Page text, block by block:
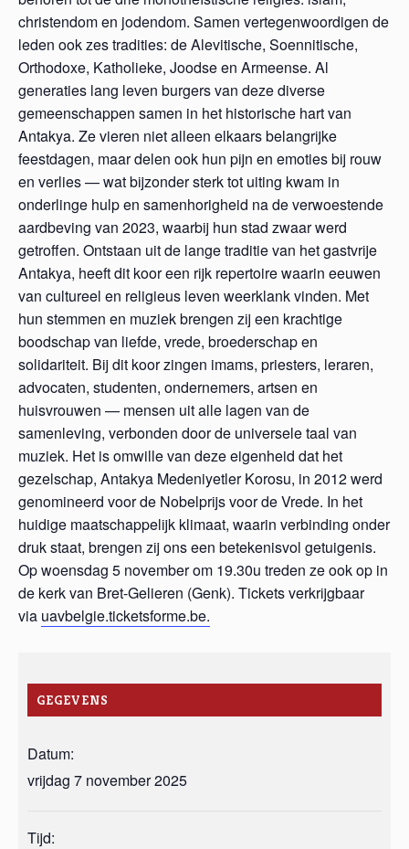
christendom en jodendom. Samen vertegenwoordigen de
leden ook zes tradities: de Alevitische, Soennitische,
Orthodoxe, Katholieke, Joodse en Armeense. Al
generaties lang leven burgers van deze diverse
gemeenschappen samen in het historische hart van
Antakya. Ze vieren niet alleen elkaars belangrijke
feestdagen, maar delen ook hun pijn en emoties bij rouw
en verlies — wat bijzonder sterk tot uiting kwam in
onderlinge hulp en samenhorigheid na de verwoestende
aardbeving van 2023, waarbij hun stad zwaar werd
getroffen. Ontstaan uit de lange traditie van het gastvrije
Antakya, heeft dit koor een rijk repertoire waarin eeuwen
van cultureel en religieus leven weerklank vinden. Met
hun stemmen en muziek brengen zij een krachtige
boodschap van liefde, vrede, broederschap en
solidariteit. Bij dit koor zingen imams, priesters, leraren,
advocaten, studenten, ondernemers, artsen en
huisvrouwen — mensen uit alle lagen van de
samenleving, verbonden door de universele taal van
muziek. Het is omwille van deze eigenheid dat het
gezelschap, Antakya Medeniyetler Korosu, in 2012 werd
genomineerd voor de Nobelprijs voor de Vrede. In het
huidige maatschappelijk klimaat, waarin verbinding onder
druk staat, brengen zij ons een betekenisvol getuigenis.
Op woensdag 5 november om 19.30u treden ze ook op in
de kerk van Bret-Gelieren (Genk). Tickets verkrijgbaar
via uavbelgie.ticketsforme.be.
GEGEVENS
Datum:
vrijdag 7 november 2025
Tijd: